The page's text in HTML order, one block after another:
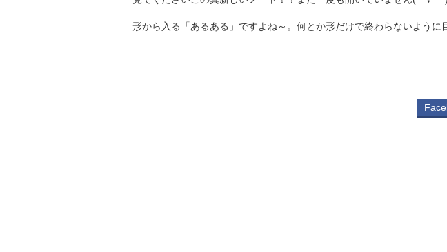
形から入る「あるある」ですよね～。何とか形だけで終わらないよう